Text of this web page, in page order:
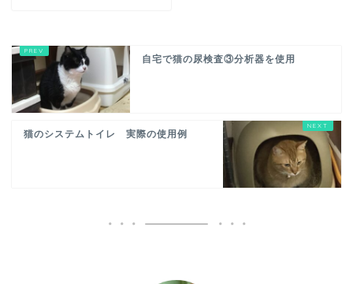
自宅で猫の尿検査③分析器を使用
猫のシステムトイレ 実際の使用例